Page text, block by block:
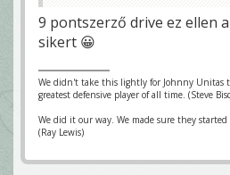
9 pontszerző drive ez ellen a
sikert 😀
We didn't take this lightly for Johnny Unitas
greatest defensive player of all time. (Steve
We did it our way. We made sure they
(Ray Lewis)